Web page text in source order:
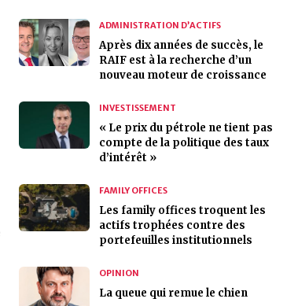
ADMINISTRATION D’ACTIFS
Après dix années de succès, le
RAIF est à la recherche d’un
nouveau moteur de croissance
INVESTISSEMENT
« Le prix du pétrole ne tient pas
compte de la politique des taux
d’intérêt »
FAMILY OFFICES
Les family offices troquent les
actifs trophées contre des
portefeuilles institutionnels
OPINION
La queue qui remue le chien